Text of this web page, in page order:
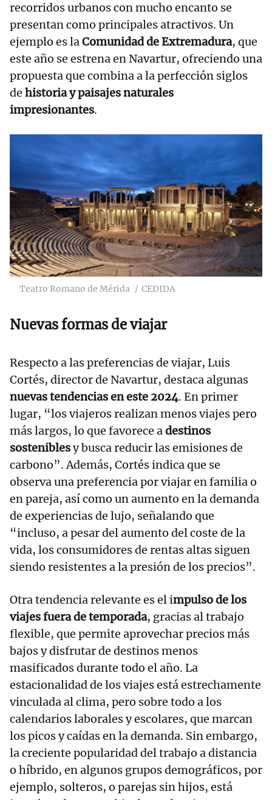
recorridos urbanos con mucho encanto se
presentan como principales atractivos. Un
ejemplo es laComunidad de Extremadura, que
este año se estrena en Navartur, ofreciendo una
propuesta que combina a la perfección siglos
de historia y paisajes naturales
impresionantes.
Teatro Romano de Mérida CEDIDA
Nuevas formas de viajar
Respecto a las preferencias de viajar, Luis
Cortés, director de Navartur, destaca algunas
nuevas tendencias en este 2024. En primer
lugar, “los viajeros realizan menos viajes pero
más largos, lo que favorece adestinos
sosteniblesy busca reducir las emisiones de
carbono”. Además, Cortés indica que se
observa una preferencia por viajar en familia o
en pareja, así como un aumento en la demanda
de experiencias de lujo, señalando que
“incluso, a pesar del aumento del coste de la
vida, los consumidores de rentas altas siguen
siendo resistentes a la presión de los precios”.
Otra tendencia relevante es el impulso de los
viajes fuera de temporada, gracias al trabajo
flexible, que permite aprovechar precios más
bajos y disfrutar de destinos menos
masificados durante todo el año. La
estacionalidad de los viajes está estrechamente
vinculada al clima, pero sobre todo a los
calendarios laborales y escolares, que marcan
los picos y caídas en la demanda. Sin embargo,
la creciente popularidad del trabajo a distancia
o híbrido, en algunos grupos demográficos, por
ejemplo, solteros, o parejas sin hijos, está